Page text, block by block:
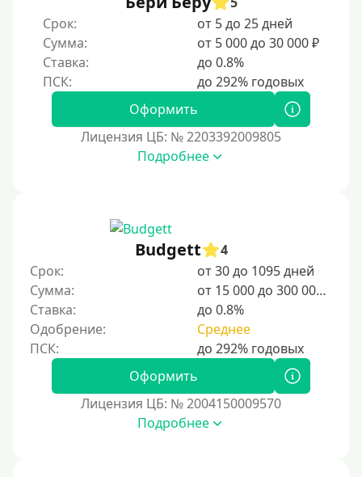
Срок:
от 5 до 25 дней
Сумма:
от 5 000 до 30 000 ₽
Ставка:
до 0.8%
Оформить
Лицензия ЦБ: № 2203392009805
Подробнее
Budgett
4
Срок:
от 30 до 1095 дней
Сумма:
от 15 000 до 300 000 ₽
Ставка:
до 0.8%
Одобрение:
Среднее
Оформить
Лицензия ЦБ: № 2004150009570
Подробнее